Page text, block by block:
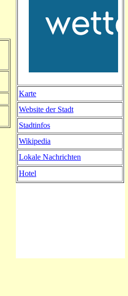
Karte
Website der Stadt
Stadtinfos
Wikipedia
Lokale Nachrichten
Hotel